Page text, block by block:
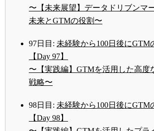
〜【未来展望】データドリブンマ
未来とGTMの役割〜
97日目: 未経験から100日後にGTM
【Day 97】
〜【実践編】GTMを活用した高度
戦略〜
98日目: 未経験から100日後にGTM
【Day 98】